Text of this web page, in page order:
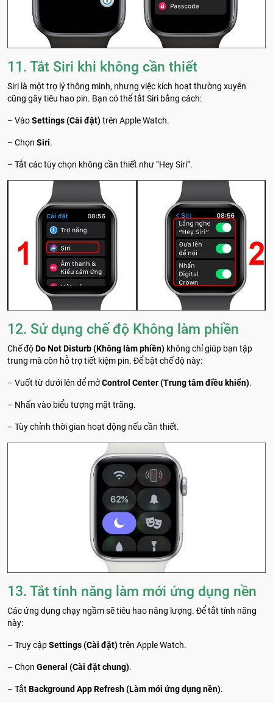
11. Tắt Siri khi không cần thiết
Siri là một trợ lý thông minh, nhưng việc kích hoạt thường xuyên
cũng gây tiêu hao pin. Bạn có thể tắt Siri bằng cách:
– VàoSettings (Cài đặt)trên Apple Watch.
– Chọn Siri.
– Tắt các tùy chọn không cần thiết như “Hey Siri”.
12. Sử dụng chế độ Không làm phiền
Chế độDo Not Disturb (Không làm phiền) không chỉ giúp bạn tập
trung mà còn hỗ trợ tiết kiệm pin. Để bật chế độ này:
– Vuốt từ dưới lên để mởControl Center (Trung tâm điều khiển).
– Nhấn vào biểu tượng mặt trăng.
– Tùy chỉnh thời gian hoạt động nếu cần thiết.
13. Tắt tính năng làm mới ứng dụng nền
Các ứng dụng chạy ngầm sẽ tiêu hao năng lượng. Để tắt tính năng
này:
– Truy cậpSettings (Cài đặt)trên Apple Watch.
– Chọn General (Cài đặt chung).
– Tắt Background App Refresh (Làm mới ứng dụng nền).